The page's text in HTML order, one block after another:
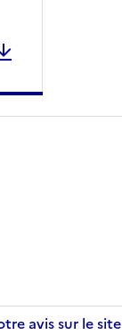
avis sur le site